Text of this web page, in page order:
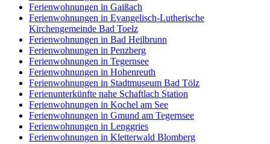
Ferienwohnungen in Gaißach
Ferienwohnungen in Evangelisch-Lutherische
Kirchengemeinde Bad Toelz
Ferienwohnungen in Bad Heilbrunn
Ferienwohnungen in Penzberg
Ferienwohnungen in Tegernsee
Ferienwohnungen in Hohenreuth
Ferienwohnungen in Stadtmuseum Bad Tölz
Ferienunterkünfte nahe Schaftlach Station
Ferienwohnungen in Kochel am See
Ferienwohnungen in Gmund am Tegernsee
Ferienwohnungen in Lenggries
Ferienwohnungen in Kletterwald Blomberg